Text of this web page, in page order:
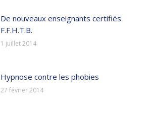
De nouveaux enseignants certifiés
F.F.H.T.B.
1 juillet 2014
Hypnose contre les phobies
27 février 2014